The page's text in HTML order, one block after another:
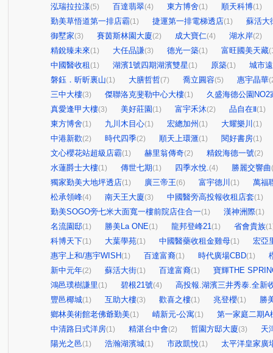
泓瑞拉拉漾(5) 百達翡翠(4) 東方博舍(1) 順天科博(1)
勤美草悟道第一排店霸(1) 捷運第一排電梯透店(1)
蘇活大
御墅家(3) 賽茵斯林園大廈(2) 成大寶仁(4) 湖水岸(2)
精銳臻未來(1) 大任品謙(3) 德光一築(1) 富旺國美天藏
中國醫收租 (1) 湖濱1號四期湖濱雙星(1) 原築(1)
城市
磐鈺．昕昕裏山(1) 大膳哲哲(7) 喬立圓容(5) 惠宇晶華
三中大樓(3) 傑聯洛克斐勒中心大樓(1)
久盛海德公園NO2
真愛逢甲大樓(3) 美好莊園 (1) 富宇禾沐(2) 品自在Ⅱ(1)
東方博舍(1) 九川木目心(1) 宏總加州 (1) 大耀樂川 (1)
中港新歡(2) 時代四季(2) 順天上環滙(1) 閱好書房(1)
文心櫻花站超級店霸(1) 赫里翁傳奇(2) 精銳海德一號(2)
水蓮爵士大樓(1) 傳世七期(1) 四季水悅.(4) 勝麗交響曲
獨家勤美大地坪透店(1) 廣三帝王(6) 富宇德川 (1)
萬福
松承領峰(4) 南天王大廈(3) 中國醫旁高投報收租店套(1)
勤美SOGO旁七米大面寬一樓前院店住合一(1) 漢神洲際(1)
名流園邸(1) 勝美La ONE(1) 龍邦登峰21(1) 省會貴族
科博天下(1) 大葉學苑(1) 中國醫藥收租金雞母(1)
宏亞
惠宇上和/惠宇WISH(1) 百達富裔(1) 時代廣場CBD(1)
新中元年(2) 蘇活大街(1) 百達富裔(1)
寶輝THE
鴻邑璞樹謙里(1) 碧根21號(4)
高投報.湖濱三井秀泰.全新
豐邑椰城(1) 互助大樓(3) 歡喜之樓(1) 兆登櫻(1)
勝
鄉林美術館老佛爺勤美(1) 崝新元-公寓(1)
第一家庭二期A
中清路日式洋房(1) 精湛台中會(2) 哲園方邸大廈(3)
天
陽光之邑(1) 浩瀚湖濱城(1) 市政凱悅(1)
太平洋皇家廣